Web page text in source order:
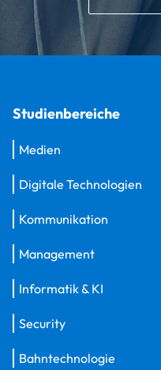
Studienbereiche
Medien
Digitale Technologien
Kommunikation
Management
Informatik & KI
Security
Bahntechnologie